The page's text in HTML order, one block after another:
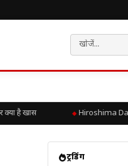
है खास Hiroshima Day:
ट्रेंडिंग